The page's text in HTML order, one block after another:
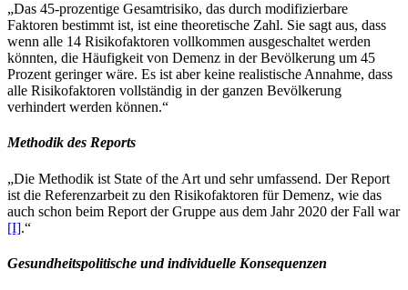
„Das 45-prozentige Gesamtrisiko, das durch modifizierbare
Faktoren bestimmt ist, ist eine theoretische Zahl. Sie sagt aus, dass
wenn alle 14 Risikofaktoren vollkommen ausgeschaltet werden
könnten, die Häufigkeit von Demenz in der Bevölkerung um 45
Prozent geringer wäre. Es ist aber keine realistische Annahme, dass
alle Risikofaktoren vollständig in der ganzen Bevölkerung
verhindert werden können.“
Methodik des Reports
„Die Methodik ist State of the Art und sehr umfassend. Der Report
ist die Referenzarbeit zu den Risikofaktoren für Demenz, wie das
auch schon beim Report der Gruppe aus dem Jahr 2020 der Fall war
[I].“
Gesundheitspolitische und individuelle Konsequenzen